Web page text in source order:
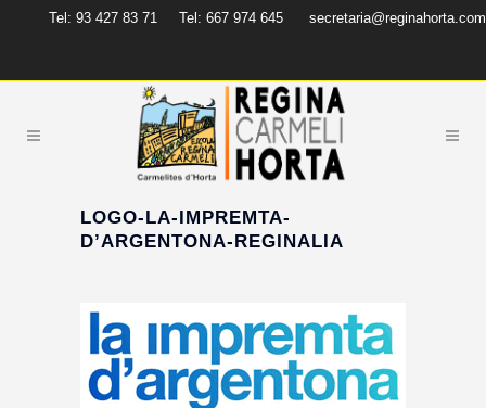
Tel: 93 427 83 71 Tel: 667 974 645 secretaria@reginahorta.com
LOGO-LA-IMPREMTA-
D’ARGENTONA-REGINALIA